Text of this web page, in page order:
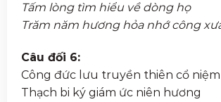
Tấm lòng tìm hiểu về dòng họ
Trăm năm hương hỏa nhớ công
Câu đối 6:
Công đức lưu truyền thiên cổ niệm
Thạch bi ký giám ức niên hương